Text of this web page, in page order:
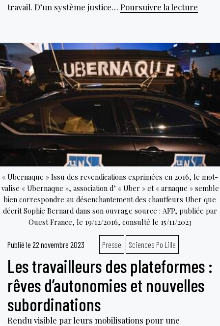
travail. D’un système justice… Poursuivre la lecture
la
au
travail
en
des
droits
sur
« Ubernaque » Issu des revendications exprimées en 2016, le mot-
valise « Ubernaque », association d’ « Uber » et « arnaque » semble
bien correspondre au désenchantement des chauffeurs Uber que
décrit Sophie Bernard dans son ouvrage source : AFP, publiée par
Ouest France, le 19/12/2016, consulté le 15/11/2023
Publié le 22 novembre 2023 Presse Sciences Po Lille
Les travailleurs des plateformes :
rêves d’autonomies et nouvelles
subordinations
Rendu visible par leurs mobilisations pour une